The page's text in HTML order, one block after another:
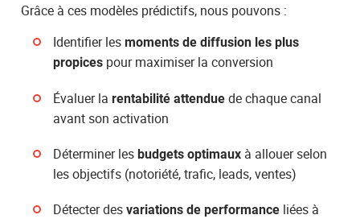
Grâce à ces modèles prédictifs, nous pouvons :
Identifier lesmoments de diffusion les plus
propices pour maximiser la conversion
Évaluer larentabilité attendue de chaque canal
avant son activation
Déterminer lesbudgets optimaux à allouer selon
les objectifs (notoriété, trafic, leads, ventes)
Détecter desvariations de performance liées à